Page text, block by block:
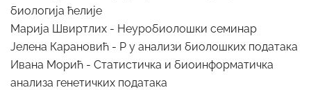
биологија ћелије
Марија Швиртлих - Неуробиолошки семинар
Јелена Карановић - Р у анализи биолошких података
Ивана Морић - Статистичка и биоинформатичка
анализа генетичких података